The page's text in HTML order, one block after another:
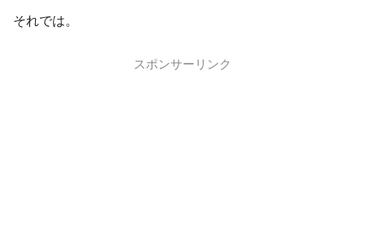
それでは。
スポンサーリンク